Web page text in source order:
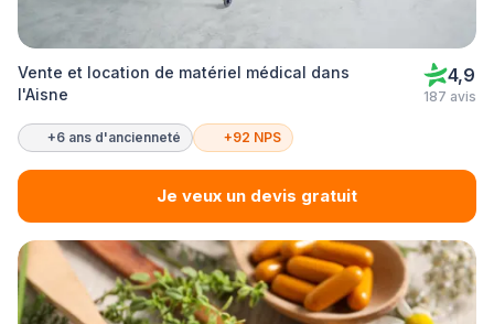
Vente et location de matériel médical dans
l'Aisne
4,9
187 avis
+6 ans d'ancienneté +92 NPS
Je veux un devis gratuit